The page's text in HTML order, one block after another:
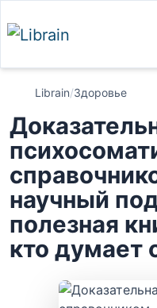
Librain/Здоровье
научный
полезная
кто думает